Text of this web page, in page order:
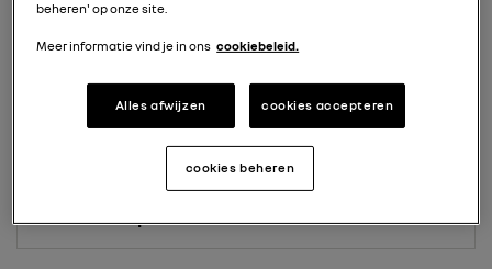
+ € 100 per maand
24 maanden
+ € 165 per maand
beheren' op onze site.
Meer informatie vind je in ons cookiebeleid.
Alles afwijzen cookies accepteren
cookies beheren